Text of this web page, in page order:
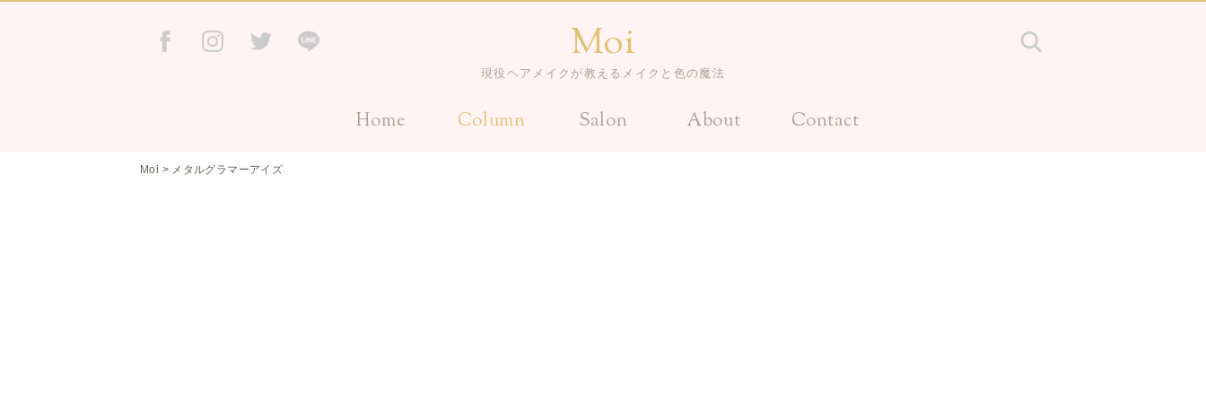
Moi
現役ヘアメイクが教えるメイクと色の魔法
Home Column Salon About Contact
Moi > メタルグラマーアイズ